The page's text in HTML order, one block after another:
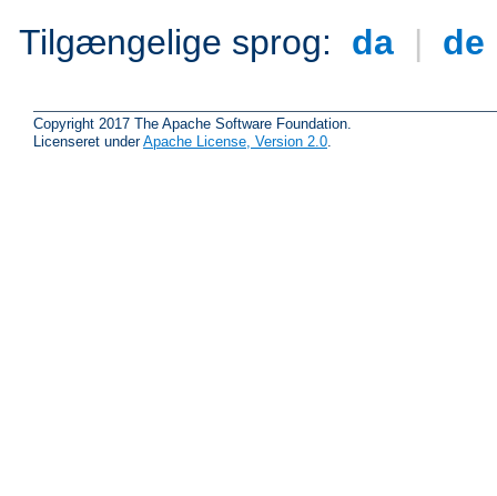
Tilgængelige sprog: da | de
Copyright 2017 The Apache Software Foundation.
Licenseret underApache License, Version 2.0